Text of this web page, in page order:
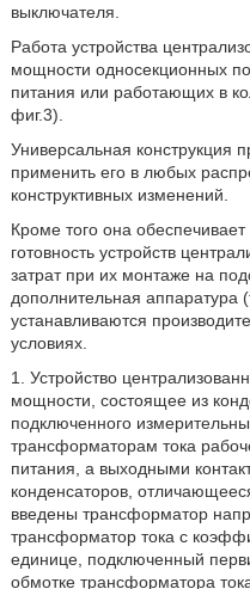
выключателя.
Работа устройства
мощности односекционных
питания или работающих в
фиг.3).
Универсальная конструкция
применить его в любых
конструктивных изменений.
Кроме того она
готовность устройств
затрат при их монтаже на
дополнительная аппаратура
устанавливаются
условиях.
1. Устройство
мощности, состоящее из
подключенного
трансформаторам тока
питания, а выходными
конденсаторов,
введены трансформатор
трансформатор тока с
единице, подключенный
обмотке трансформатора